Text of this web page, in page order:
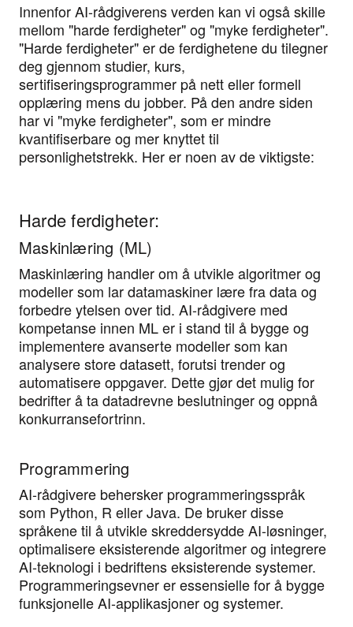
Innenfor AI-rådgiverens verden kan vi også skille
mellom "harde ferdigheter" og "myke ferdigheter".
"Harde ferdigheter" er de ferdighetene du tilegner
deg gjennom studier, kurs,
sertifiseringsprogrammer på nett eller formell
opplæring mens du jobber. På den andre siden
har vi "myke ferdigheter", som er mindre
kvantifiserbare og mer knyttet til
personlighetstrekk. Her er noen av de viktigste:
Harde ferdigheter:
Maskinlæring (ML)
Maskinlæring handler om å utvikle algoritmer og
modeller som lar datamaskiner lære fra data og
forbedre ytelsen over tid. AI-rådgivere med
kompetanse innen ML er i stand til å bygge og
implementere avanserte modeller som kan
analysere store datasett, forutsi trender og
automatisere oppgaver. Dette gjør det mulig for
bedrifter å ta datadrevne beslutninger og oppnå
konkurransefortrinn.
Programmering
AI-rådgivere behersker programmeringsspråk
som Python, R eller Java. De bruker disse
språkene til å utvikle skreddersydde AI-løsninger,
optimalisere eksisterende algoritmer og integrere
AI-teknologi i bedriftens eksisterende systemer.
Programmeringsevner er essensielle for å bygge
funksjonelle AI-applikasjoner og systemer.